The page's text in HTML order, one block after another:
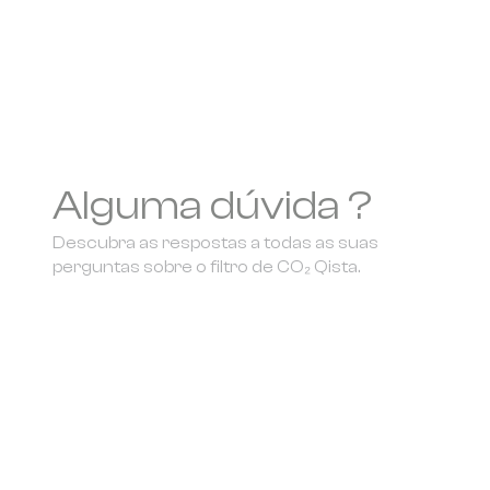
Alguma dúvida ?
Descubra as respostas a todas as suas
perguntas sobre o filtro de CO₂ Qista.